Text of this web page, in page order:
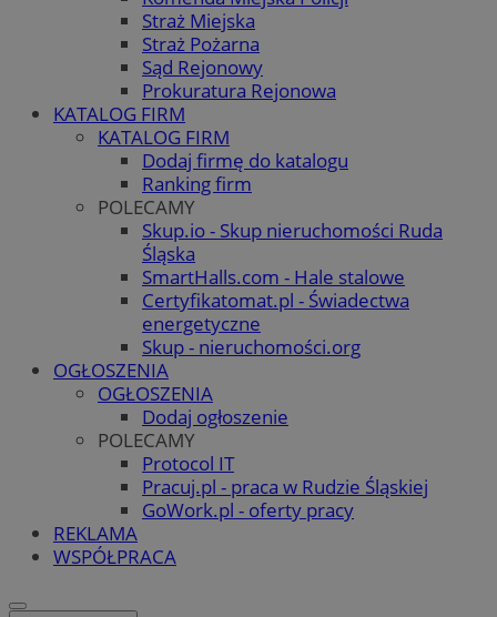
Straż Miejska
Straż Pożarna
Sąd Rejonowy
Prokuratura Rejonowa
KATALOG FIRM
KATALOG FIRM
Dodaj firmę do katalogu
Ranking firm
POLECAMY
Skup.io - Skup nieruchomości Ruda
Śląska
SmartHalls.com - Hale stalowe
Certyfikatomat.pl - Świadectwa
energetyczne
Skup - nieruchomości.org
OGŁOSZENIA
OGŁOSZENIA
Dodaj ogłoszenie
POLECAMY
Protocol IT
Pracuj.pl - praca w Rudzie Śląskiej
GoWork.pl - oferty pracy
REKLAMA
WSPÓŁPRACA